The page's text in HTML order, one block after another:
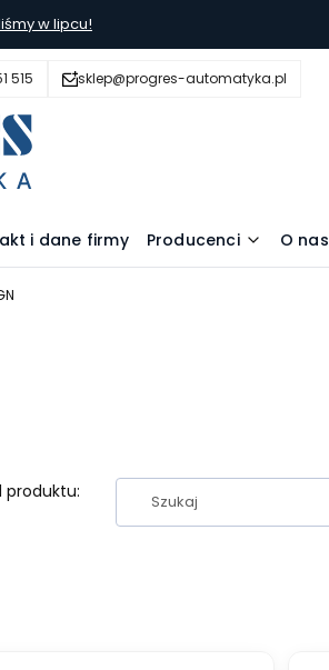
w lipcu!
515 sklep@progres-automatyka.pl
i dane firmy Producenci O nas
produktu: